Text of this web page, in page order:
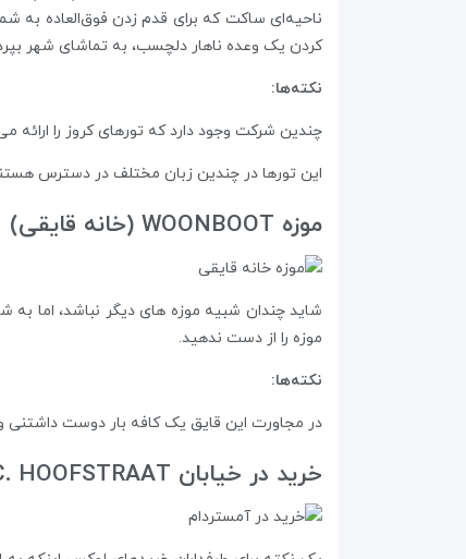
ناحیه‌ای ساکت که برای قدم زدن فوق‌العاده به
کردن یک وعده ناهار دلچسب، به تماشای شهر
نکته‌ها:
چندین شرکت وجود دارد که تورهای کروز را ارائه
این تورها در چندین زبان مختلف در دسترس
موزه‌ WOONBOOT (خانه‌ قایقی)
شاید چندان شبیه موزه های دیگر نباشد، اما به
موزه‌ را از دست ندهید.
نکته‌ها:
در مجاورت این قایق یک کافه بار دوست داشتنی
خرید در خیابان P.C. HOOFSTRAAT